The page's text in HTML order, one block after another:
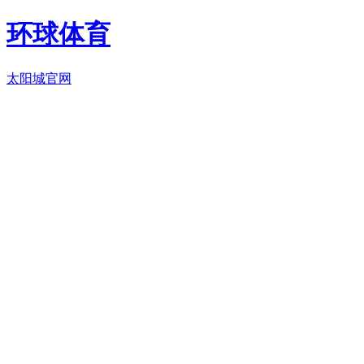
环球体育
太阳城官网